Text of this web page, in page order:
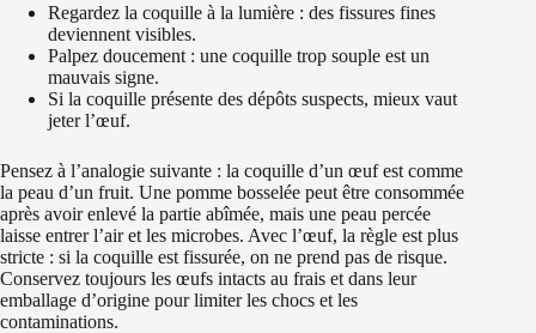
Regardez la coquille à la lumière : des fissures fines
deviennent visibles.
Palpez doucement : une coquille trop souple est un
mauvais signe.
Si la coquille présente des dépôts suspects, mieux vaut
jeter l’œuf.
Pensez à l’analogie suivante : la coquille d’un œuf est comme
la peau d’un fruit. Une pomme bosselée peut être consommée
après avoir enlevé la partie abîmée, mais une peau percée
laisse entrer l’air et les microbes. Avec l’œuf, la règle est plus
stricte : si la coquille est fissurée, on ne prend pas de risque.
Conservez toujours les œufs intacts au frais et dans leur
emballage d’origine pour limiter les chocs et les
contaminations.